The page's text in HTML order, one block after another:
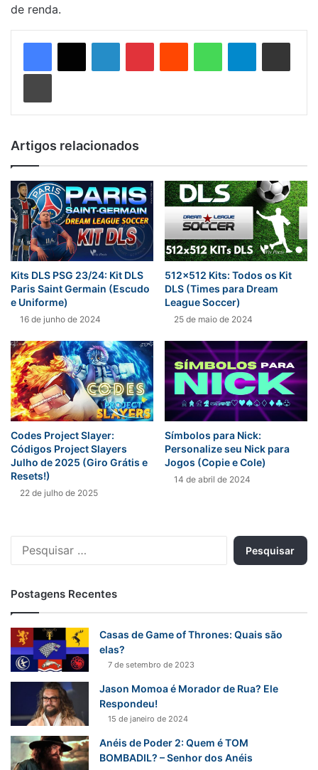
de renda.
LinkedinPinterestReddit WhatsAppTelegramCompartilhar via e-mail
Imprimir
Artigos relacionados
Kits DLS PSG 23/24: Kit DLS
Paris Saint Germain (Escudo
e Uniforme)
16 de junho de 2024
512×512 Kits: Todos os Kit
DLS (Times para Dream
League Soccer)
25 de maio de 2024
Codes Project Slayer:
Códigos Project Slayers
Julho de 2025 (Giro Grátis e
Resets!)
22 de julho de 2025
Símbolos para Nick:
Personalize seu Nick para
Jogos (Copie e Cole)
14 de abril de 2024
Pesquisar
Postagens Recentes
Casas de Game of Thrones: Quais são
elas?
7 de setembro de 2023
Jason Momoa é Morador de Rua? Ele
Respondeu!
15 de janeiro de 2024
Anéis de Poder 2: Quem é TOM
BOMBADIL? – Senhor dos Anéis